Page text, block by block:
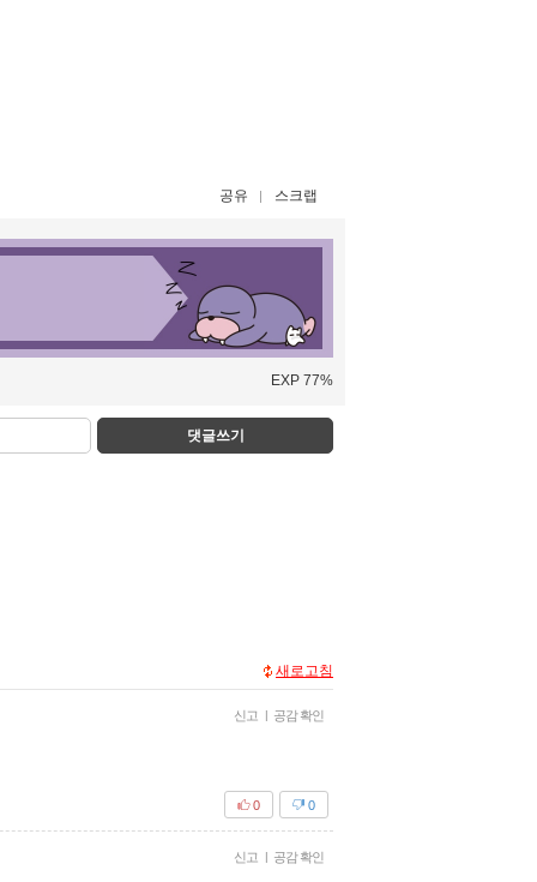
공유 스크랩
EXP 77%
댓글쓰기
새로고침
신고 | 공감 확인
0
0
신고 | 공감 확인